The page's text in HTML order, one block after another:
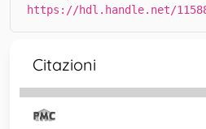
https://hdl.handle.net/
Citazioni